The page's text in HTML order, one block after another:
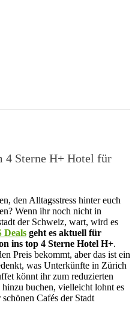
4 Sterne H+ Hotel für
den Alltagsstress hinter euch
Wenn ihr noch nicht in
der Schweiz, wart, wird es
Deals geht es aktuell für
ins top 4 Sterne Hotel H+.
Preis bekommt, aber das ist ein
was Unterkünfte in Zürich
könnt ihr zum reduzierten
buchen, vielleicht lohnt es
Cafés der Stadt